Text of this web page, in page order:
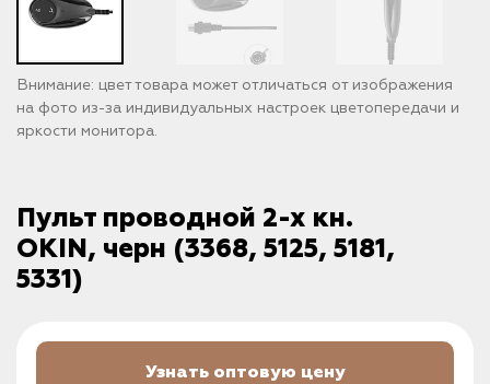
Внимание: цвет товара может отличаться от изображения
на фото из-за индивидуальных настроек цветопередачи и
яркости монитора.
Пульт проводной 2-х кн.
OKIN, черн (3368, 5125, 5181,
5331)
Узнать оптовую цену